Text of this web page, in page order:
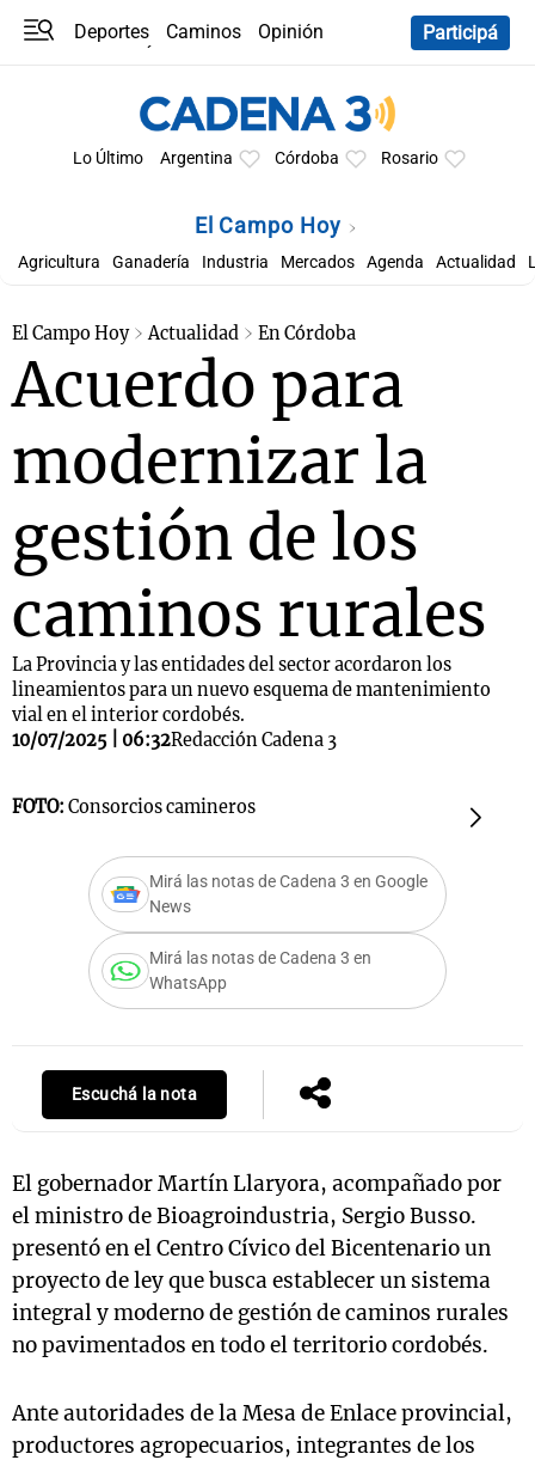
Deportes Caminos
Opinión
Participá
Lo Último Argentina Córdoba Rosario
El Campo Hoy
Agricultura Ganadería Industria Mercados Agenda Actualidad
El Campo Hoy Actualidad En Córdoba
Acuerdo para
modernizar la
gestión de los
caminos rurales
La Provincia y las entidades del sector acordaron los
lineamientos para un nuevo esquema de mantenimiento
vial en el interior cordobés.
10/07/2025 | 06:32Redacción Cadena 3
FOTO: Consorcios camineros
Mirá las notas de Cadena 3 en Google
News
Mirá las notas de Cadena 3 en
WhatsApp
Escuchá la nota
El gobernador Martín Llaryora, acompañado por
el ministro de Bioagroindustria, Sergio Busso.
presentó en el Centro Cívico del Bicentenario un
proyecto de ley que busca establecer un sistema
integral y moderno de gestión de caminos rurales
no pavimentados en todo el territorio cordobés.
Ante autoridades de la Mesa de Enlace provincial,
productores agropecuarios, integrantes de los
Notas
Mundial 2026
Notas
La Sole en
Cadena 3